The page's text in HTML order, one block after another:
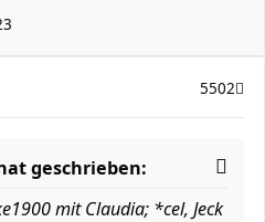
5502
geschrieben:
mit Claudia; *cel, Jeck